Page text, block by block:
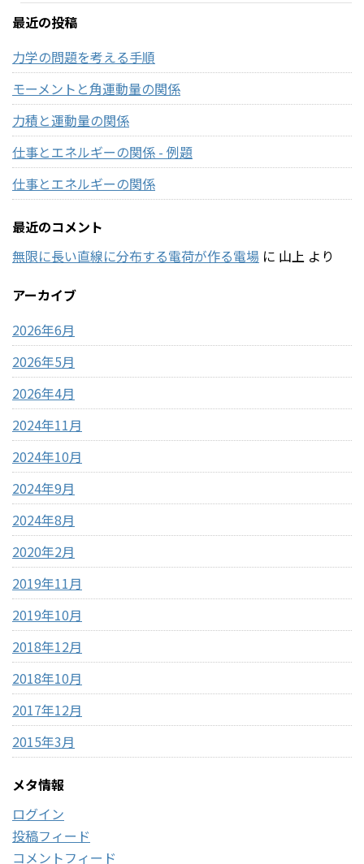
最近の投稿
力学の問題を考える手順
モーメントと角運動量の関係
力積と運動量の関係
仕事とエネルギーの関係 - 例題
仕事とエネルギーの関係
最近のコメント
無限に長い直線に分布する電荷が作る電場 に 山上 より
アーカイブ
2026年6月
2026年5月
2026年4月
2024年11月
2024年10月
2024年9月
2024年8月
2020年2月
2019年11月
2019年10月
2018年12月
2018年10月
2017年12月
2015年3月
メタ情報
ログイン
投稿フィード
コメントフィード